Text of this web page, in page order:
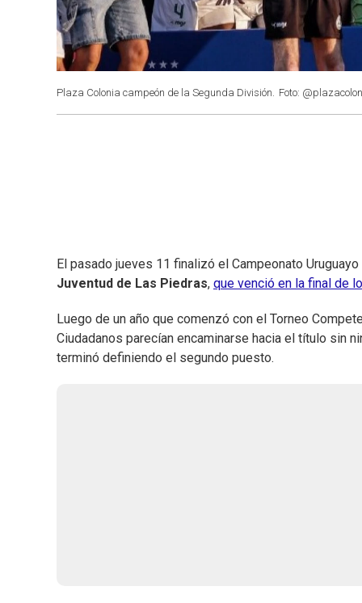
Plaza Colonia campeón de la Segunda División. Foto:
El pasado jueves 11 finalizó el Campeonato
Juventud de Las Piedras, que venció en la final de
Luego de un año que comenzó con el Torneo
Ciudadanos parecían encaminarse hacia el título sin
terminó definiendo el segundo puesto.